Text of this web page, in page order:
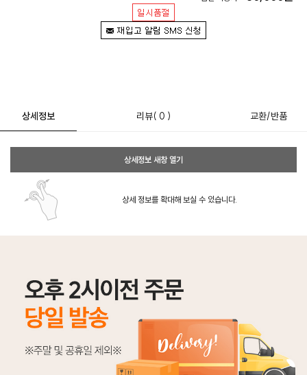
상세정보 리뷰( 0 ) 교환/반품
상세정보 새창 열기
상세 정보를 확대해 보실 수 있습니다.